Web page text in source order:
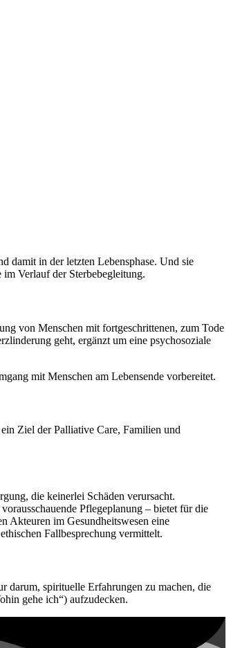
damit in der letzten Lebensphase. Und sie
Verlauf der Sterbebegleitung.
von Menschen mit fortgeschrittenen, zum Tode
geht, ergänzt um eine psychosoziale
mit Menschen am Lebensende vorbereitet.
Ziel der Palliative Care, Familien und
die keinerlei Schäden verursacht.
Pflegeplanung – bietet für die
Akteuren im Gesundheitswesen eine
Fallbesprechung vermittelt.
darum, spirituelle Erfahrungen zu machen, die
gehe ich“) aufzudecken.